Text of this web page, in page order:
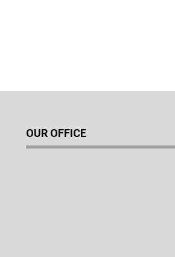
OUR OFFICE